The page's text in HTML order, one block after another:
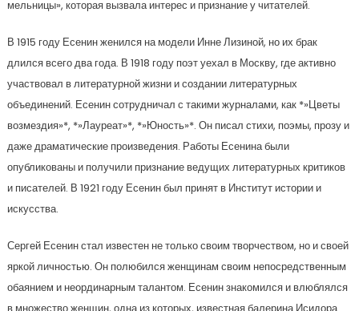
мельницы», которая вызвала интерес и признание у читателей.
В 1915 году Есенин женился на модели Инне Лизиной, но их брак
длился всего два года. В 1918 году поэт уехал в Москву, где активно
участвовал в литературной жизни и создании литературных
объединений. Есенин сотрудничал с такими журналами, как *»Цветы
возмездия»*, *»Лауреат»*, *»Юность»*. Он писал стихи, поэмы, прозу и
даже драматические произведения. Работы Есенина были
опубликованы и получили признание ведущих литературных критиков
и писателей. В 1921 году Есенин был принят в Институт истории и
искусства.
Сергей Есенин стал известен не только своим творчеством, но и своей
яркой личностью. Он полюбился женщинам своим непосредственным
обаянием и неординарным талантом. Есенин знакомился и влюблялся